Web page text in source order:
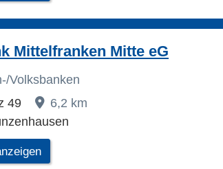
Mittelfranken Mitte eG
Volksbanken
49
6,2 km